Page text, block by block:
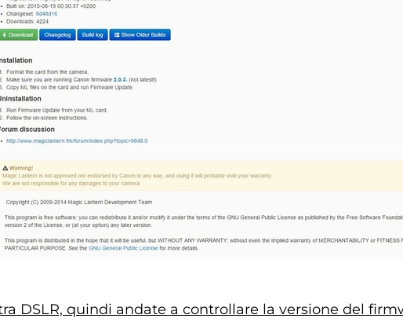
DSLR, quindi andate a controllare la versione del